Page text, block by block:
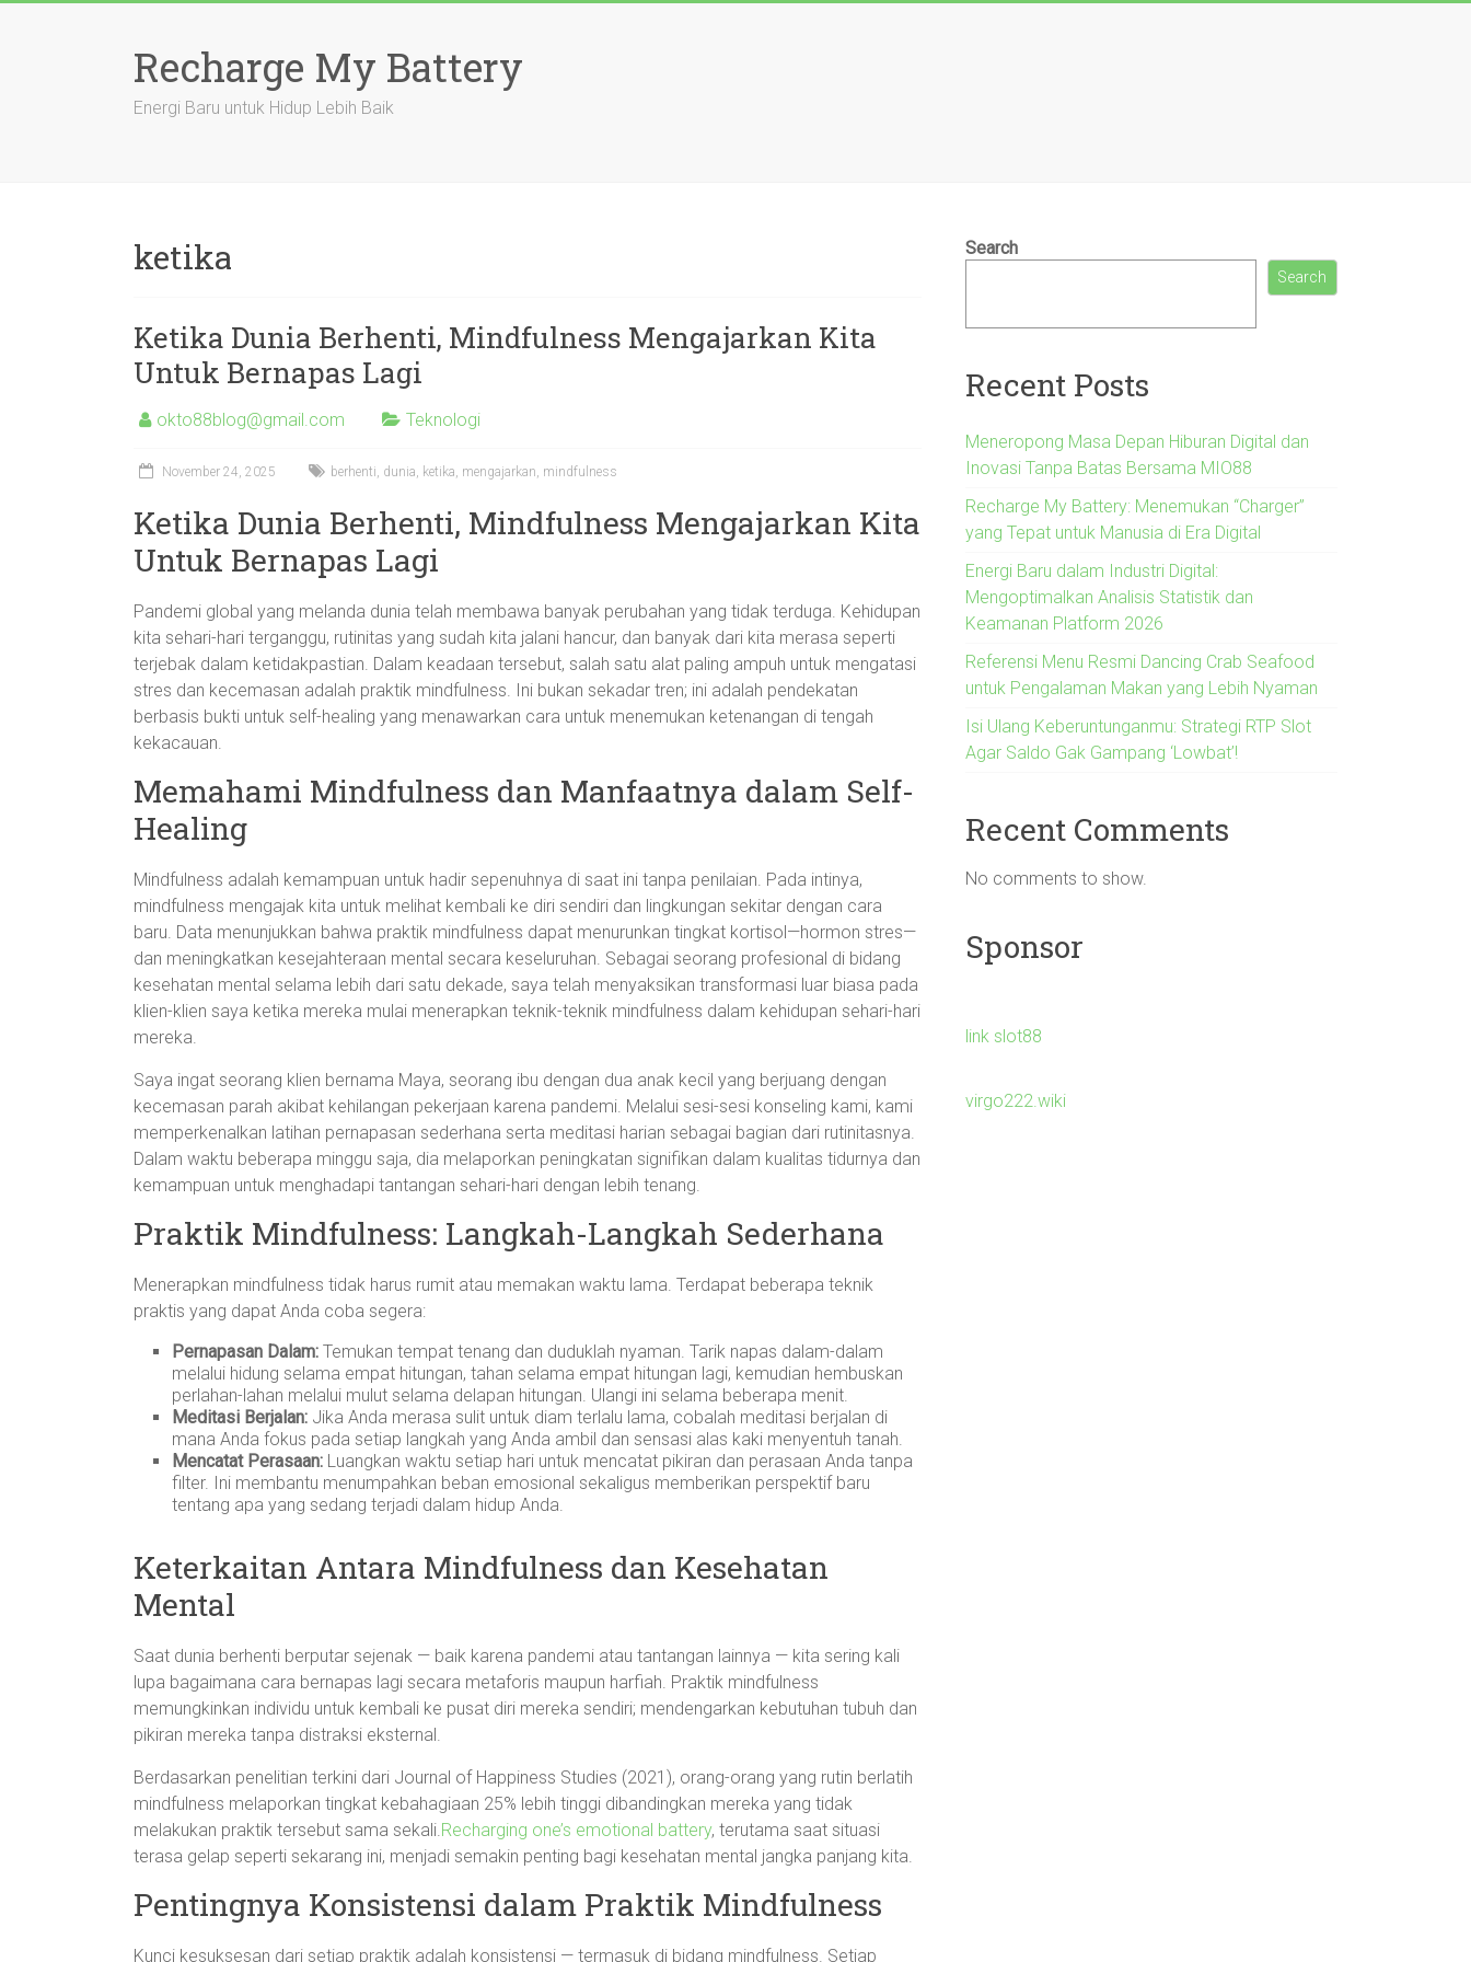
Recharge My Battery
Energi Baru untuk Hidup Lebih Baik
ketika
Ketika Dunia Berhenti, Mindfulness Mengajarkan Kita
Untuk Bernapas Lagi
okto88blog@gmail.com Teknologi
November 24, 2025 berhenti, dunia, ketika, mengajarkan, mindfulness
Ketika Dunia Berhenti, Mindfulness Mengajarkan Kita
Untuk Bernapas Lagi
Pandemi global yang melanda dunia telah membawa banyak perubahan yang tidak terduga. Kehidupan
kita sehari-hari terganggu, rutinitas yang sudah kita jalani hancur, dan banyak dari kita merasa seperti
terjebak dalam ketidakpastian. Dalam keadaan tersebut, salah satu alat paling ampuh untuk mengatasi
stres dan kecemasan adalah praktik mindfulness. Ini bukan sekadar tren; ini adalah pendekatan
berbasis bukti untuk self-healing yang menawarkan cara untuk menemukan ketenangan di tengah
kekacauan.
Memahami Mindfulness dan Manfaatnya dalam Self-
Healing
Mindfulness adalah kemampuan untuk hadir sepenuhnya di saat ini tanpa penilaian. Pada intinya,
mindfulness mengajak kita untuk melihat kembali ke diri sendiri dan lingkungan sekitar dengan cara
baru. Data menunjukkan bahwa praktik mindfulness dapat menurunkan tingkat kortisol—hormon stres—
dan meningkatkan kesejahteraan mental secara keseluruhan. Sebagai seorang profesional di bidang
kesehatan mental selama lebih dari satu dekade, saya telah menyaksikan transformasi luar biasa pada
klien-klien saya ketika mereka mulai menerapkan teknik-teknik mindfulness dalam kehidupan sehari-hari
mereka.
Saya ingat seorang klien bernama Maya, seorang ibu dengan dua anak kecil yang berjuang dengan
kecemasan parah akibat kehilangan pekerjaan karena pandemi. Melalui sesi-sesi konseling kami, kami
memperkenalkan latihan pernapasan sederhana serta meditasi harian sebagai bagian dari rutinitasnya.
Dalam waktu beberapa minggu saja, dia melaporkan peningkatan signifikan dalam kualitas tidurnya dan
kemampuan untuk menghadapi tantangan sehari-hari dengan lebih tenang.
Praktik Mindfulness: Langkah-Langkah Sederhana
Menerapkan mindfulness tidak harus rumit atau memakan waktu lama. Terdapat beberapa teknik
praktis yang dapat Anda coba segera:
Pernapasan Dalam: Temukan tempat tenang dan duduklah nyaman. Tarik napas dalam-dalam
melalui hidung selama empat hitungan, tahan selama empat hitungan lagi, kemudian hembuskan
perlahan-lahan melalui mulut selama delapan hitungan. Ulangi ini selama beberapa menit.
Meditasi Berjalan: Jika Anda merasa sulit untuk diam terlalu lama, cobalah meditasi berjalan di
mana Anda fokus pada setiap langkah yang Anda ambil dan sensasi alas kaki menyentuh tanah.
Mencatat Perasaan: Luangkan waktu setiap hari untuk mencatat pikiran dan perasaan Anda tanpa
filter. Ini membantu menumpahkan beban emosional sekaligus memberikan perspektif baru
tentang apa yang sedang terjadi dalam hidup Anda.
Keterkaitan Antara Mindfulness dan Kesehatan
Mental
Saat dunia berhenti berputar sejenak — baik karena pandemi atau tantangan lainnya — kita sering kali
lupa bagaimana cara bernapas lagi secara metaforis maupun harfiah. Praktik mindfulness
memungkinkan individu untuk kembali ke pusat diri mereka sendiri; mendengarkan kebutuhan tubuh dan
pikiran mereka tanpa distraksi eksternal.
Berdasarkan penelitian terkini dari Journal of Happiness Studies (2021), orang-orang yang rutin berlatih
mindfulness melaporkan tingkat kebahagiaan 25% lebih tinggi dibandingkan mereka yang tidak
melakukan praktik tersebut sama sekali.Recharging one’s emotional battery, terutama saat situasi
terasa gelap seperti sekarang ini, menjadi semakin penting bagi kesehatan mental jangka panjang kita.
Pentingnya Konsistensi dalam Praktik Mindfulness
Kunci kesuksesan dari setiap praktik adalah konsistensi — termasuk di bidang mindfulness. Setiap
Search
Search
Recent Posts
Meneropong Masa Depan Hiburan Digital dan
Inovasi Tanpa Batas Bersama MIO88
Recharge My Battery: Menemukan “Charger”
yang Tepat untuk Manusia di Era Digital
Energi Baru dalam Industri Digital:
Mengoptimalkan Analisis Statistik dan
Keamanan Platform 2026
Referensi Menu Resmi Dancing Crab Seafood
untuk Pengalaman Makan yang Lebih Nyaman
Isi Ulang Keberuntunganmu: Strategi RTP Slot
Agar Saldo Gak Gampang ‘Lowbat’!
Recent Comments
No comments to show.
Sponsor
link slot88
virgo222.wiki